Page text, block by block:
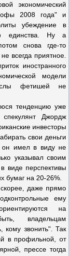
экономический
2008 года" и
убеждение в
единства. Ну а
снова где-то
всегда приятное.
иностранного
модели
фетишей не
тенденцию уже
Джордж
инвесторы
свои деньги
он имел в виду не
указывал своим
виде перспективы
бумаг на 20-26%.
даже прямо
ему
на
владельцам
кому звонить". Так
в профильной, от
прессе тогда